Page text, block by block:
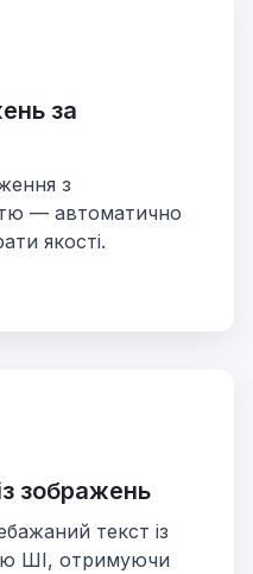
за
з
— автоматично
якості.
зображень
текст із
ШІ, отримуючи